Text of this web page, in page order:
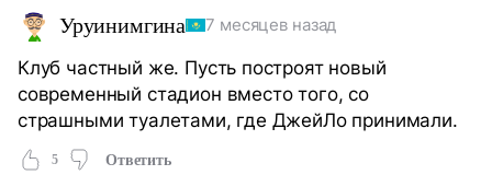
Уруинимгина 7 месяцев назад
Клуб частный же. Пусть построят новый
современный стадион вместо того, со
страшными туалетами, где ДжейЛо принимали.
5 Ответить